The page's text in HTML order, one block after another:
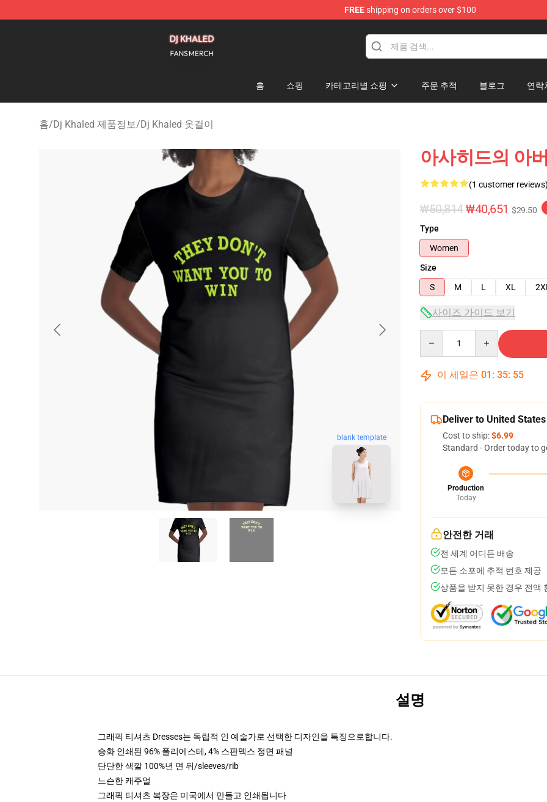
FREEshipping on orders over $100
홈 쇼핑 카테고리별 쇼핑 주문 추적 블로그 연락
홈/Dj Khaled 제품정보/Dj Khaled 옷걸이
blank template
아사히드의 아
(1 customer reviews)
₩50,814₩40,651 $29.50
Type
Women
Size
S
M L XL 2XL
사이즈 가이드 보기
이 세일은 01 : 35: 55
Deliver to United States
Cost to ship:$6.99
Standard - Order today to
Production
Today
안전한 거래
전 세계 어디든 배송
모든 소포에 추적 번호 제공
상품을 받지 못한 경우 전액
설명
그래픽 티셔츠 Dresses는 독립적 인 예술가로 선택한 디자인을 특징으로합니다.
승화 인쇄된 96% 폴리에스테, 4% 스판덱스 정면 패널
단단한 색깔 100%년 면 뒤/sleeves/rib
느슨한 캐주얼
그래픽 티셔츠 복장은 미국에서 만들고 인쇄됩니다